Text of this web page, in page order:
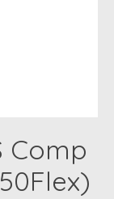
Comp